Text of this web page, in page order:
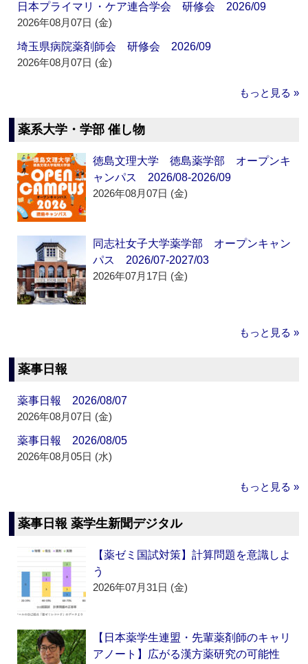
日本プライマリ・ケア連合学会 研修会 2026/09
2026年08月07日 (金)
埼玉県病院薬剤師会 研修会 2026/09
2026年08月07日 (金)
もっと見る »
薬系大学・学部 催し物
徳島文理大学 徳島薬学部 オープンキ
ャンパス 2026/08-2026/09
2026年08月07日 (金)
同志社女子大学薬学部 オープンキャン
パス 2026/07-2027/03
2026年07月17日 (金)
もっと見る »
薬事日報
薬事日報 2026/08/07
2026年08月07日 (金)
薬事日報 2026/08/05
2026年08月05日 (水)
もっと見る »
薬事日報 薬学生新聞デジタル
【薬ゼミ国試対策】計算問題を意識しよ
う
2026年07月31日 (金)
【日本薬学生連盟・先輩薬剤師のキャリ
アノート】広がる漢方薬研究の可能性